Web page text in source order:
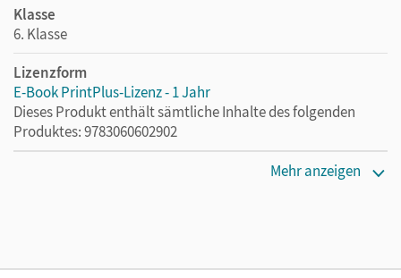
Klasse
6. Klasse
Lizenzform
E-Book PrintPlus-Lizenz - 1 Jahr
Dieses Produkt enthält sämtliche Inhalte des folgenden
Produktes: 9783060602902
ein Jahr lang ergänzend zum Print-Titel nutzen möchten.
Mehr anzeigen